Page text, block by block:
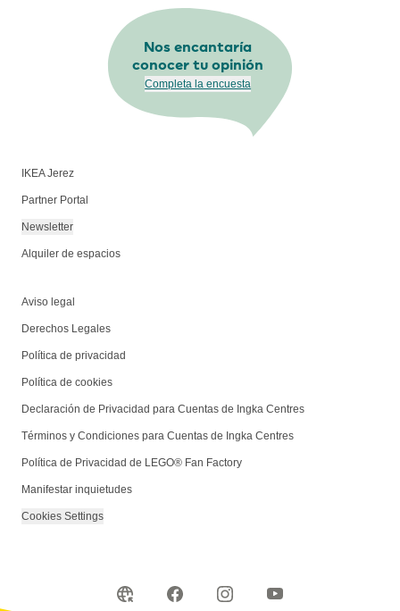
Nos encantaría
conocer tu opinión
Completa la encuesta
IKEA Jerez
Partner Portal
Newsletter
Alquiler de espacios
Aviso legal
Derechos Legales
Política de privacidad
Política de cookies
Declaración de Privacidad para Cuentas de Ingka Centres
Términos y Condiciones para Cuentas de Ingka Centres
Política de Privacidad de LEGO® Fan Factory
Manifestar inquietudes
Cookies Settings